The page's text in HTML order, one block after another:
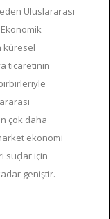
Uluslararası
küresel
ticaretinin
çok daha
ekonomi
suçlar için
geniştir.